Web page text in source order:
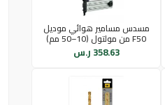
مسدس مسامير هوائي موديل
F50 من مولتول (10–50 مم)
358.63 ر.س